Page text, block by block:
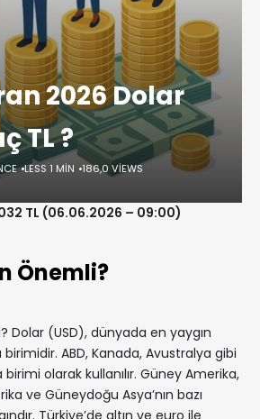
2026 Dolar
TL ?
LESS 1 MIN 186,0 VIEWS
TL (06.06.2026 – 09:00)
Önemli?
Dolar (USD), dünyada en yaygın
ABD, Kanada, Avustralya gibi
olarak kullanılır. Güney Amerika,
ve Güneydoğu Asya’nın bazı
Türkiye’de altın ve euro ile